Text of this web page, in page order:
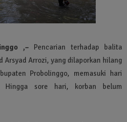
,– Pencarian terhadap balita
Arsyad Arrozi, yang dilaporkan hilang
Probolinggo, memasuki hari
Hingga sore hari, korban belum